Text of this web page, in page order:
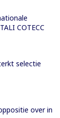
COTECC
selectie
over in